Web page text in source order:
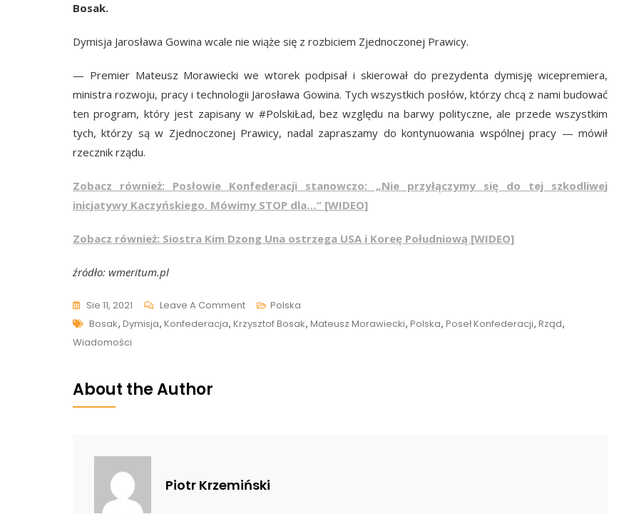
Bosak.
Dymisja Jarosława Gowina wcale nie wiąże się z rozbiciem Zjednoczonej Prawicy.
— Premier Mateusz Morawiecki we wtorek podpisał i skierował do prezydenta dymisję wicepremiera,
ministra rozwoju, pracy i technologii Jarosława Gowina. Tych wszystkich posłów, którzy chcą z nami budować
ten program, który jest zapisany w #PolskiŁad, bez względu na barwy polityczne, ale przede wszystkim
tych, którzy są w Zjednoczonej Prawicy, nadal zapraszamy do kontynuowania wspólnej pracy — mówił
rzecznik rządu.
Zobacz również: Posłowie Konfederacji stanowczo: „Nie przyłączymy się do tej szkodliwej
inicjatywy Kaczyńskiego. Mówimy STOP dla…” [WIDEO]
Zobacz również: Siostra Kim Dzong Una ostrzega USA i Koreę Południową [WIDEO]
źródło: wmeritum.pl
Sie 11, 2021 Leave A CommentOn
Bosak
Wykręcania
Polska
Tags
Bosak, Dymisja, Konfederacja, Krzysztof Bosak, Mateusz Morawiecki, Polska, Poseł Konfederacji, Rząd,
Wiadomości
About the Author
Piotr Krzemiński